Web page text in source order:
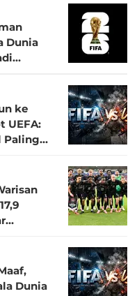
Dunia
ke
UEFA:
Paling
Dunia